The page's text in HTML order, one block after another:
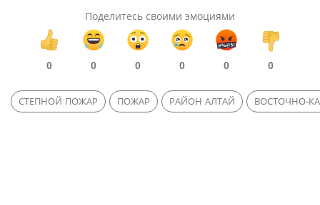
Поделитесь своими эмоциями
0 0 0 0 0 0
СТЕПНОЙ ПОЖАР ПОЖАР РАЙОН АЛТАЙ ВОСТОЧНО-